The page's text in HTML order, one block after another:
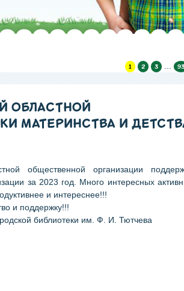
1 2 3 93
ОБЛАСТНОЙ
МАТЕРИНСТВА И
общественной организации
за 2023 год. Много интересных
и интереснее!!!
и поддержку!!!
библиотеки им. Ф. И. Тютчева